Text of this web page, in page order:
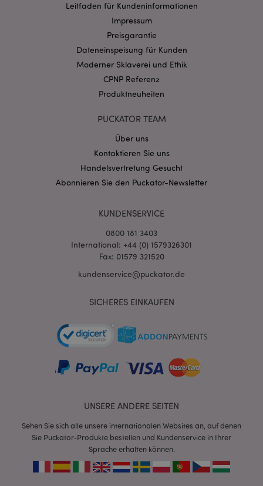
Leitfaden für Kundeninformationen
Impressum
Preisgarantie
Dateneinspeisung für Kunden
Moderner Sklaverei und Ethik
CPNP Referenz
Produktneuheiten
PUCKATOR TEAM
Über uns
Kontaktieren Sie uns
Handelsvertretung Gesucht
Abonnieren Sie den Puckator-Newsletter
KUNDENSERVICE
0800 181 3403
International: +44 (0) 1579326301
Fax: 01579 321520
kundenservice@puckator.de
SICHERES EINKAUFEN
UNSERE ANDERE SEITEN
Sehen Sie sich alle unsere internationalen Websites an, auf denen
Sie Puckator-Produkte bestellen und Kundenservice in Ihrer
Sprache erhalten können.
CookieScriptConsent
CookieScript
PHPSESSID
PHP.net
mage-messages
Adobe Inc.
www.puckator.de
mage-cache-sessid
Adobe Inc.
Datenschutzbestimmungen von Google